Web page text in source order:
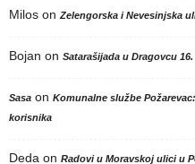
Milos on Zelengorska i Nevesinjska
Bojan on Satarašijada u Dragovcu
Sasa on Komunalne službe
korisnika
Deda on Radovi u Moravskoj ulici u